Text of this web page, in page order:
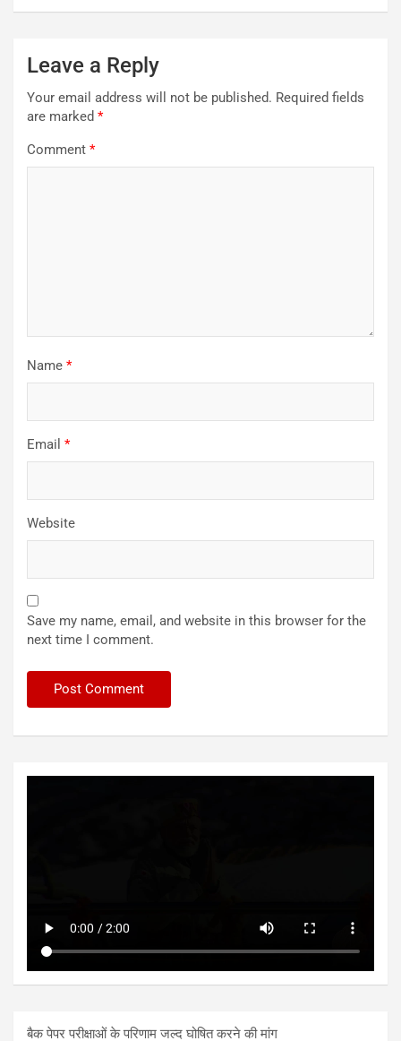
Leave a Reply
Your email address will not be published. Required fields
are marked *
Comment *
Name *
Email *
Website
Save my name, email, and website in this browser for the
next time I comment.
बैक पेपर परीक्षाओं के परिणाम जल्द घोषित करने की मांग